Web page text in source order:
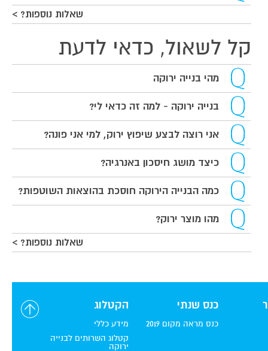
שאלות נוספות? >
קל לשאול, כדאי לדעת
מהי בנייה ירוקה
בנייה ירוקה - למה זה כדאי לי?
אני רוצה לבצע שיפוץ ירוק, למי אני פונה?
כיצד מושג חיסכון באנרגיה?
כמה הבנייה הירוקה חוסכת בהוצאות השוטפות?
מהו מוצר ירוק?
שאלות נוספות? >
כנס שנתי
כנס מראה מקום 2019
הקטלוג
מידע כללי
קטלוג השרותים לבנייה
ירוקה